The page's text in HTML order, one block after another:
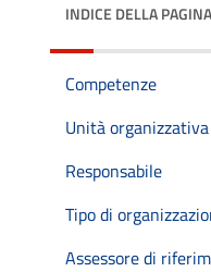
INDICE DELLA PAGINA
Competenze
Unità
Responsabile
Tipo di
Assessore di